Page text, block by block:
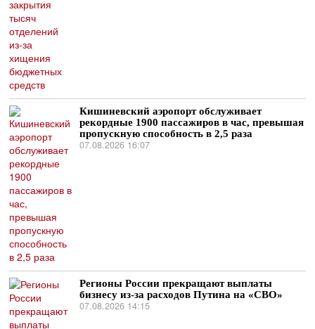
Кишиневский аэропорт обслуживает
рекордные 1900 пассажиров в час, превышая
пропускную способность в 2,5 раза
07.08.2026 16:07
Регионы России прекращают выплаты
бизнесу из-за расходов Путина на «СВО»
07.08.2026 14:15